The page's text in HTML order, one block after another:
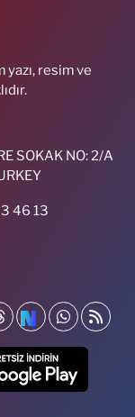
resim ve
SOKAK NO: 2/A
46 13